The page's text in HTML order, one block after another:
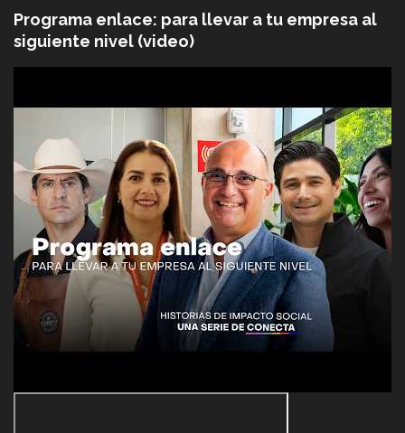
Programa enlace: para llevar a tu empresa al
siguiente nivel (video)